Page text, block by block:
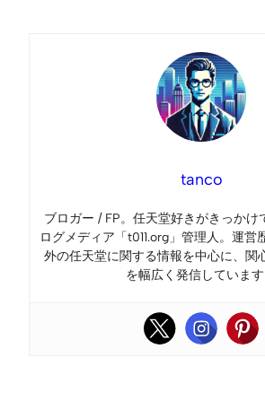
tanco
ブロガー / FP。任天堂好きがきっかけ
ログメディア「t011.org」管理人。運営
外の任天堂に関する情報を中心に、関
を幅広く発信しています